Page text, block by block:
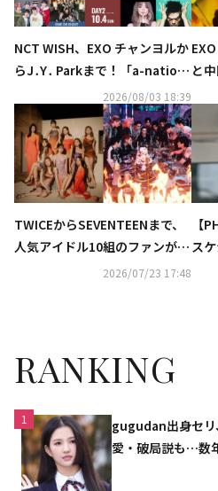
NCT WISH、EXO チャンヨルか
らJ․Y․ Parkまで！「a-nation
2026」第1弾出演アーティスト
発表
2026/08/03 18:39
と
ラ
TWICEからSEVENTEENまで、
人気アイドル10組のファンが熾
烈なバトル！新サバイバル番組
2026/07/23 17:48
【
ス
RANKING
1
gugudan出身セリ
愛・破局説も…数